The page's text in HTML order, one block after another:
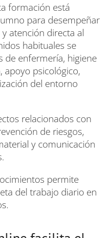
formación está
para desempeñar
atención directa al
habituales se
de enfermería, higiene
apoyo psicológico,
del entorno
relacionados con
de riesgos,
y comunicación
permite
del trabajo diario en